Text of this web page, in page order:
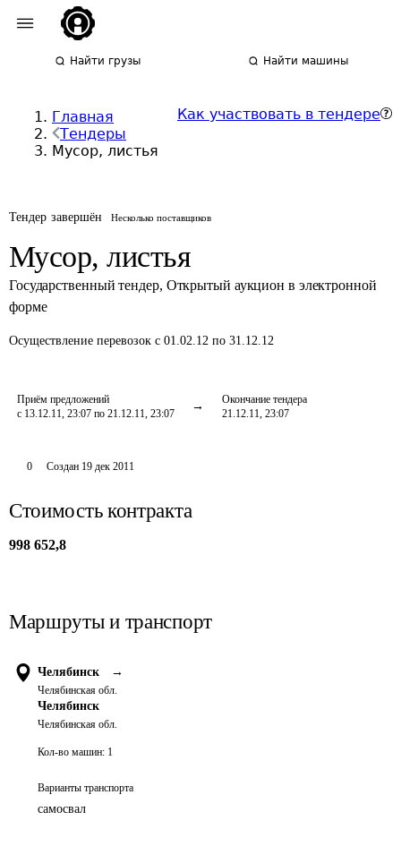
Найти грузы Найти машины
Главная
Тендеры
Мусор, листья
Как участвовать в тендере
Тендер завершён Несколько поставщиков
Мусор, листья
Государственный тендер, Открытый аукцион в электронной
форме
Осуществление перевозок с 01.02.12 по 31.12.12
Приём предложений
с 13.12.11, 23:07 по 21.12.11, 23:07
Окончание тендера
21.12.11, 23:07
0 Создан 19 дек 2011
Стоимость контракта
998 652,8
Маршруты и транспорт
Челябинск →
Челябинская обл.
Челябинск
Челябинская обл.
Кол-во машин: 1
Варианты транспорта
самосвал